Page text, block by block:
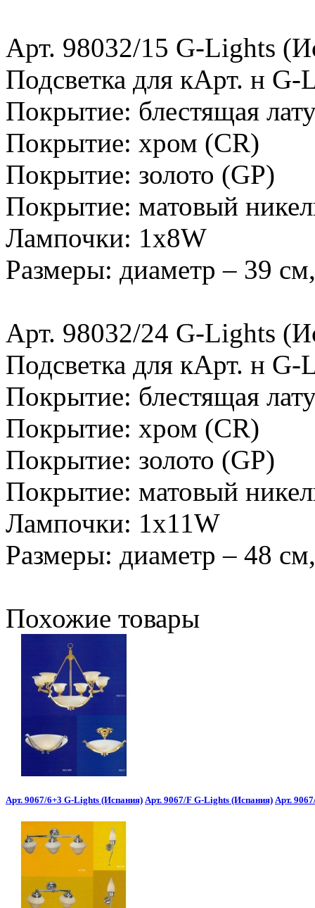
Арт. 98032/15 G-Lights
Подсветка для кАрт. н
Покрытие: блестящая
Покрытие: хром (CR)
Покрытие: золото (GP)
Покрытие: матовый
Лампочки: 1х8W
Размеры: диаметр – 39
Арт. 98032/24 G-Lights
Подсветка для кАрт. н
Покрытие: блестящая
Покрытие: хром (CR)
Покрытие: золото (GP)
Покрытие: матовый
Лампочки: 1х11W
Размеры: диаметр – 48
Похожие товары
Арт. 9067/6+3 G-Lights (Испания) Арт. 9067/F G-Lights (Испания) Арт.